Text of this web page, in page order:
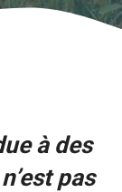
à des
pas